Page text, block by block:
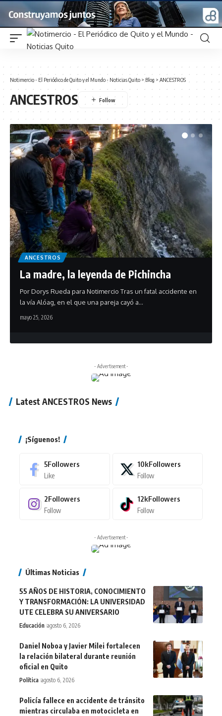
Notimercio - El Periódico de Quito y el Mundo - Noticias Quito > Blog > ANCESTROS
ANCESTROS
ANCESTROS
La madre, la leyenda de Pichincha
Por Dorys Rueda para Notimercio Tras un fatal accidente en
la vía Alóag, en el que una pareja cayó a…
mayo 25, 2026
- Advertisement -
Latest ANCESTROS News
¡Síguenos!
5Followers
Like
10kFollowers
Follow
2Followers
Follow
12kFollowers
Follow
- Advertisement -
Últimas Noticias
55 AÑOS DE HISTORIA, CONOCIMIENTO
Y TRANSFORMACIÓN: LA UNIVERSIDAD
UTE CELEBRA SU ANIVERSARIO
Educación agosto 6, 2026
Daniel Noboa y Javier Milei fortalecen
la relación bilateral durante reunión
oficial en Quito
Política agosto 6, 2026
Policía fallece en accidente de tránsito
mientras circulaba en motocicleta en